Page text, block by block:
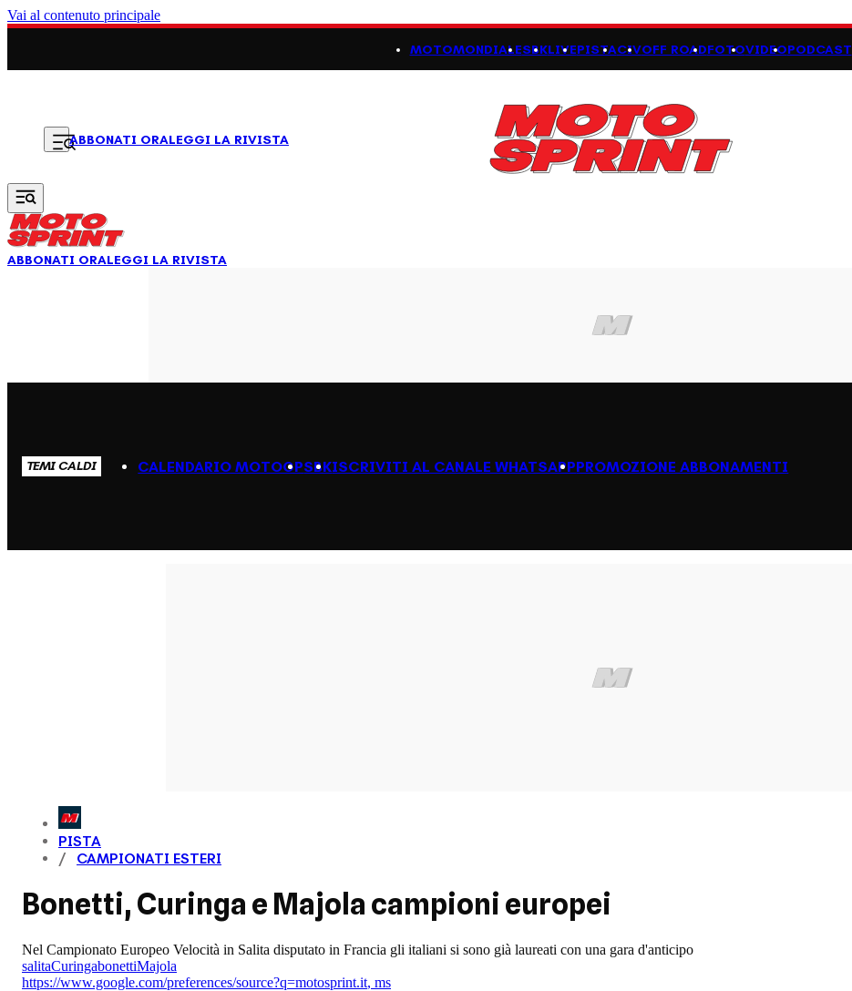
Vai al contenuto principale
MOTOMONDIALESBKLIVEPISTACIVOFF ROADFOTOVIDEOPODCAST
ABBONATI ORALEGGI LA RIVISTA
ABBONATI ORALEGGI LA RIVISTA
TEMI CALDI CALENDARIO MOTOGPSBKISCRIVITI AL CANALE WHATSAPPPROMOZIONE ABBONAMENTI
PISTA
CAMPIONATI ESTERI
Bonetti, Curinga e Majola campioni europei
Nel Campionato Europeo Velocità in Salita disputato in Francia gli italiani si sono già laureati con una gara d'anticipo
salitaCuringabonettiMajola
https://www.google.com/preferences/source?q=motosprint.it, ms